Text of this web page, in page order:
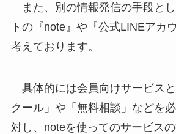
また、別の情報発信の手段と
トの『note』や『公式LINEアカ
考えております。
具体的には会員向けサービス
クール」や「無料相談」などを
対し、noteを使ってのサービス